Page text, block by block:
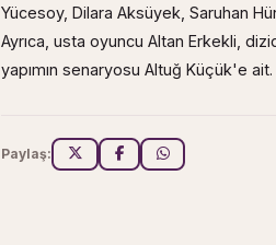
Yücesoy, Dilara Aksüyek, Saruhan
Ayrıca, usta oyuncu Altan Erkekli,
yapımın senaryosu Altuğ Küçük'e ait.
Paylaş: